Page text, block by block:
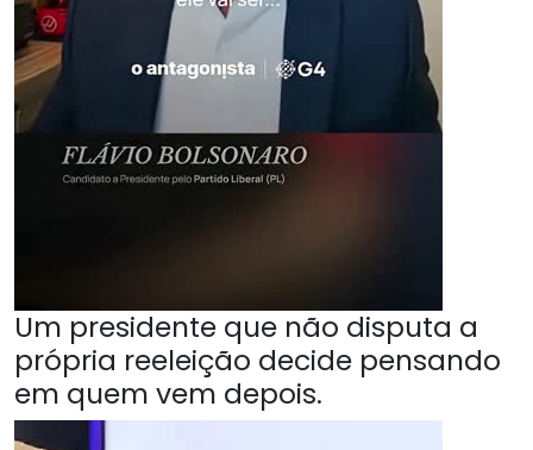
Um presidente que não disputa a
própria reeleição decide pensando
em quem vem depois.